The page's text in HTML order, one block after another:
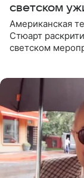
светском
Американская
Стюарт
светском